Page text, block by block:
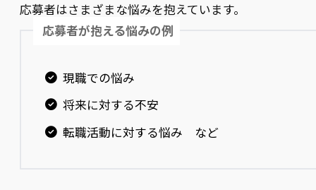
応募者はさまざまな悩みを抱えています。
応募者が抱える悩みの例
現職での悩み
将来に対する不安
転職活動に対する悩み など